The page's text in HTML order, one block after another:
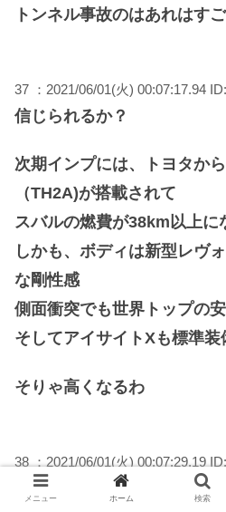
トンネル事故のはあれはす
37 ：2021/06/01(火) 00:07:17.94
信じられるか？
次期インプには、トヨタか
（TH2A)が搭載されて
スバルの燃費が38km以上に
しかも、ボディは新型レヴ
な剛性感
側面衝突でも世界トップの
そしてアイサイトXも標準装
そりゃ高くなるわ
38 ：2021/06/01(火) 00:07:29.19
BRZがピュアスポーツって‥.
メニュー ホーム 検索